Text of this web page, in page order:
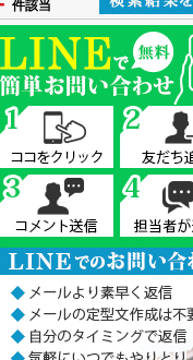
件該当